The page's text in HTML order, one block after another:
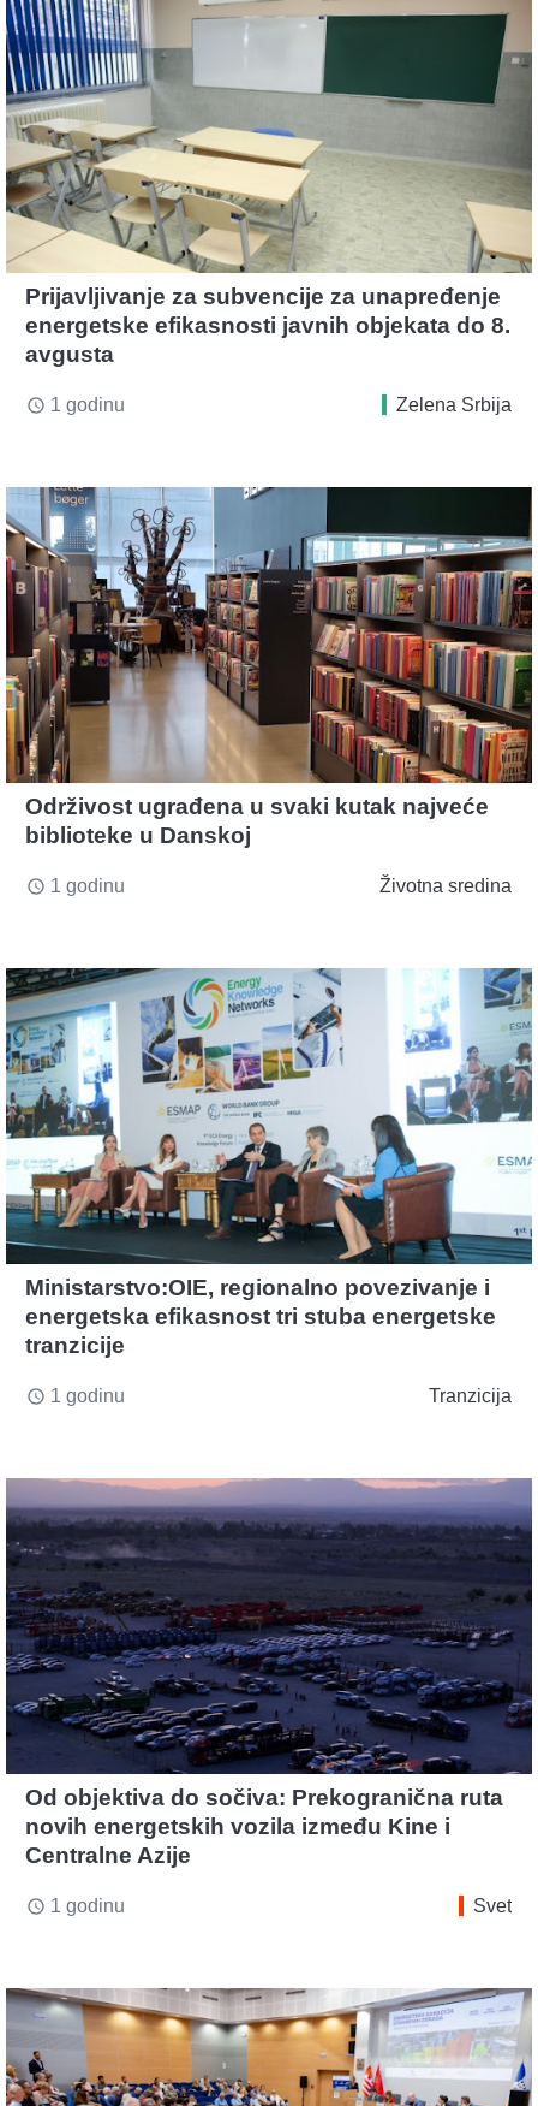
Prijavljivanje za subvencije za unapređenje
energetske efikasnosti javnih objekata do 8.
avgusta
access_time 1 godinu Zelena Srbija
Održivost ugrađena u svaki kutak najveće
biblioteke u Danskoj
access_time 1 godinu Životna sredina
Ministarstvo:OIE, regionalno povezivanje i
energetska efikasnost tri stuba energetske
tranzicije
access_time 1 godinu Tranzicija
Od objektiva do sočiva: Prekogranična ruta
novih energetskih vozila između Kine i
Centralne Azije
access_time 1 godinu Svet